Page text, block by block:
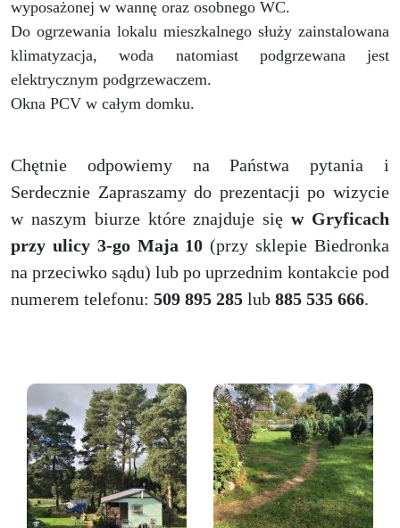
wyposażonej w wannę oraz osobnego WC.
Do ogrzewania lokalu mieszkalnego służy zainstalowana
klimatyzacja, woda natomiast podgrzewana jest
elektrycznym podgrzewaczem.
Okna PCV w całym domku.
Chętnie odpowiemy na Państwa pytania i
Serdecznie Zapraszamy do prezentacji po wizycie
w naszym biurze które znajduje sięw Gryficach
przy ulicy 3-go Maja 10 (przy sklepie Biedronka
na przeciwko sądu) lub po uprzednim kontakcie pod
numerem telefonu: 509 895 285 lub 885 535 666.